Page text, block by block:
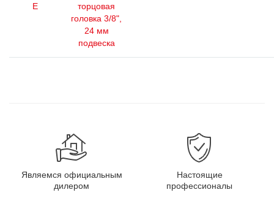
E
торцовая
головка 3/8",
24 мм
подвеска
Являемся официальным
дилером
Настоящие
профессионалы